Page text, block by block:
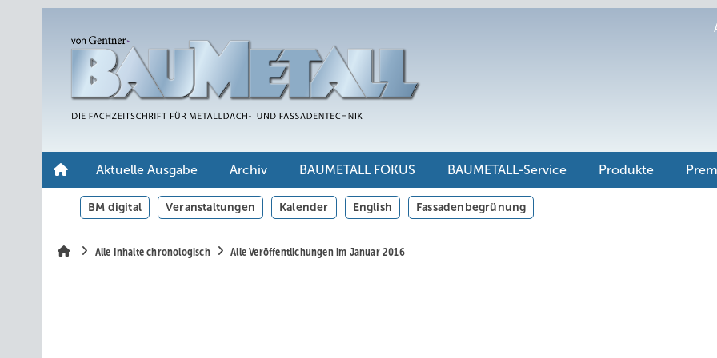
Aktuelle Ausgabe Archiv BAUMETALL FOKUS BAUMETALL-Service Produkte
BM digital Veranstaltungen Kalender English Fassadenbegrünung
Alle Inhalte chronologisch Alle Veröffentlichungen im Januar 2016